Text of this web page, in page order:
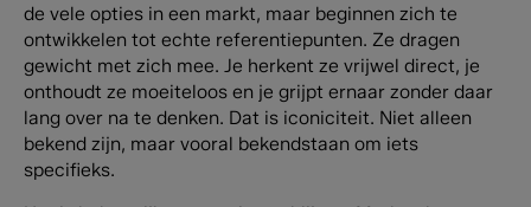
de vele opties in een markt, maar beginnen zich te
ontwikkelen tot echte referentiepunten. Ze dragen
gewicht met zich mee. Je herkent ze vrijwel direct, je
onthoudt ze moeiteloos en je grijpt ernaar zonder daar
lang over na te denken. Dat is iconiciteit. Niet alleen
bekend zijn, maar vooral bekendstaan om iets
specifieks.